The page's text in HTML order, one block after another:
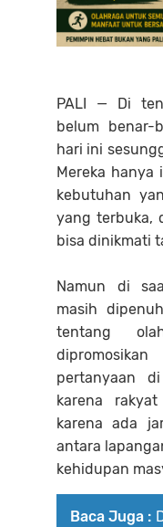
PALI — Di
belum benar-
hari ini
Mereka
kebutuhan
yang terbuka,
bisa dinikmati
Namun di
masih
tentang
pertanyaan
karena
karena ada
antara
kehidupan
Baca Juga :